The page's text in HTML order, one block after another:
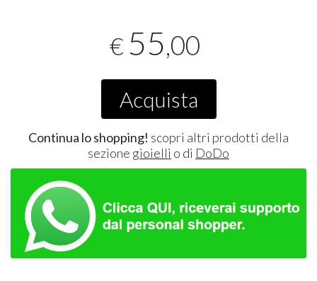
€ 55,00
Acquista
Continua lo shopping! scopri altri prodotti della
sezione gioielli o di DoDo